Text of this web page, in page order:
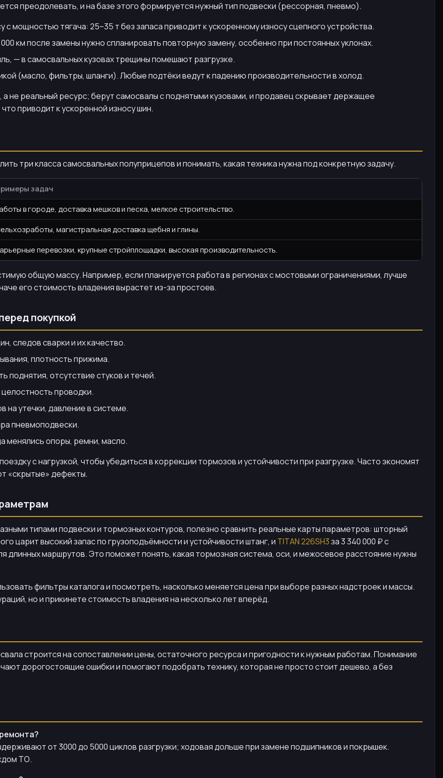
преодолевать, и на базе этого формируется нужный тип подвески (рессорная, пневмо).
мощностью тягача: 25–35 т без запаса приводит к ускоренному износу сцепного устройства.
км после замены нужно спланировать повторную замену, особенно при постоянных уклонах.
— в самосвальных кузовах трещины помешают разгрузке.
(масло, фильтры, шланги). Любые подтёки ведут к падению производительности в холод.
не реальный ресурс; берут самосвалы с поднятыми кузовами, и продавец скрывает держащее
приводит к ускоренной износу шин.
три класса самосвальных полуприцепов и понимать, какая техника нужна под конкретную задачу.
задач
в городе, доставка мешков и песка, мелкое строительство.
магистральная доставка щебня и глины.
перевозки, крупные стройплощадки, высокая производительность.
общую массу. Например, если планируется работа в регионах с мостовыми ограничениями, лучше
его стоимость владения вырастет из-за простоев.
покупкой
следов сварки и их качество.
плотность прижима.
поднятия, отсутствие стуков и течей.
проводки.
на утечки, давление в системе.
пневмоподвески.
менялись опоры, ремни, масло.
с нагрузкой, чтобы убедиться в коррекции тормозов и устойчивости при разгрузке. Часто экономят
«скрытые» дефекты.
типами подвески и тормозных контуров, полезно сравнить реальные карты параметров: шторный
царит высокий запас по грузоподъёмности и устойчивости штанг, и TITAN 226SH3за 3 340 000 ₽ с
маршрутов. Это поможет понять, какая тормозная система, оси, и межосевое расстояние нужны
фильтры каталога и посмотреть, насколько меняется цена при выборе разных надстроек и массы.
но и прикинете стоимость владения на несколько лет вперёд.
строится на сопоставлении цены, остаточного ресурса и пригодности к нужным работам. Понимание
дорогостоящие ошибки и помогают подобрать технику, которая не просто стоит дешево, а без
от 3000 до 5000 циклов разгрузки; ходовая дольше при замене подшипников и покрышек.
ТО.